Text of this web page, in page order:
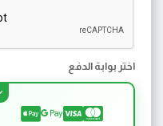
اختر بوابة الدفع